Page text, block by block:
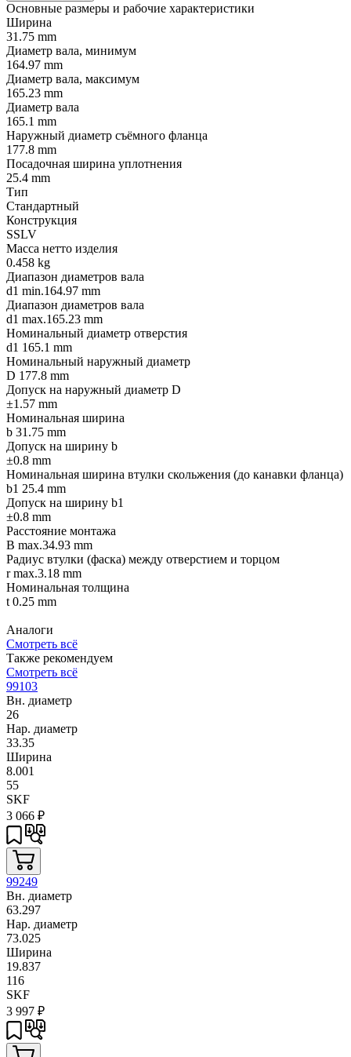
Основные размеры и рабочие характеристики
Ширина
31.75 mm
Диаметр вала, минимум
164.97 mm
Диаметр вала, максимум
165.23 mm
Диаметр вала
165.1 mm
Наружный диаметр съёмного фланца
177.8 mm
Посадочная ширина уплотнения
25.4 mm
Тип
Стандартный
Конструкция
SSLV
Масса нетто изделия
0.458 kg
Диапазон диаметров вала
d1 min.164.97 mm
Диапазон диаметров вала
d1 max.165.23 mm
Номинальный диаметр отверстия
d1 165.1 mm
Номинальный наружный диаметр
D 177.8 mm
Допуск на наружный диаметр D
±1.57 mm
Номинальная ширина
b 31.75 mm
Допуск на ширину b
±0.8 mm
Номинальная ширина втулки скольжения (до канавки фланца)
b1 25.4 mm
Допуск на ширину b1
±0.8 mm
Расстояние монтажа
B max.34.93 mm
Радиус втулки (фаска) между отверстием и торцом
r max.3.18 mm
Номинальная толщина
t 0.25 mm
Аналоги
Смотреть всё
Также рекомендуем
Смотреть всё
99103
Вн. диаметр
26
Нар. диаметр
33.35
Ширина
8.001
55
SKF
3 066 ₽
99249
Вн. диаметр
63.297
Нар. диаметр
73.025
Ширина
19.837
116
SKF
3 997 ₽